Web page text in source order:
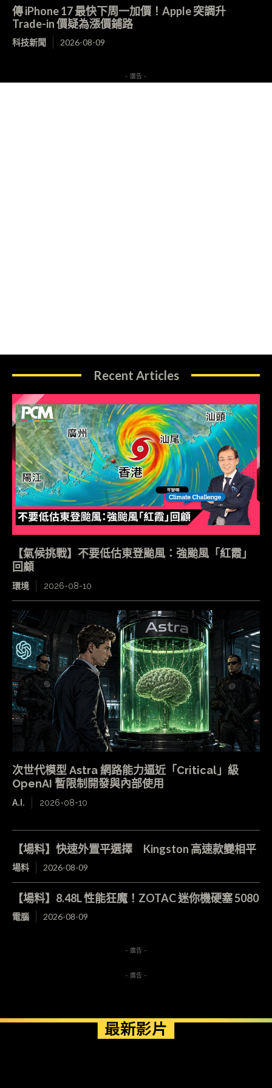
傳 iPhone 17 最快下周一加價！Apple 突調升
Trade-in 價疑為漲價鋪路
科技新聞 2026-08-09
- 廣告 -
Recent Articles
【氣候挑戰】不要低估東登颱風：強颱風「紅霞」
回顧
環境 2026-08-10
次世代模型 Astra 網路能力逼近「Critical」級
OpenAI 暫限制開發與內部使用
A.I. 2026-08-10
【場料】快速外置平選擇 Kingston 高速款變相平
場料 2026-08-09
【場料】8.48L 性能狂魔！ZOTAC 迷你機硬塞 5080
電腦 2026-08-09
- 廣告 -
- 廣告 -
最新影片